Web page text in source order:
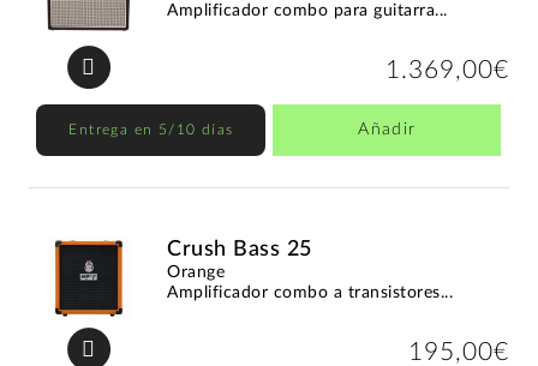
Amplificador combo para guitarra...
1.369,00€
Entrega en 5/10 días Añadir
Crush Bass 25
Orange
Amplificador combo a transistores...
195,00€